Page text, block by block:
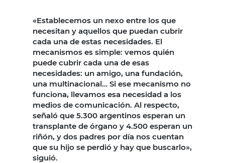
«Establecemos un nexo entre los que
necesitan y aquellos que puedan cubrir
cada una de estas necesidades. El
mecanismos es simple: vemos quién
puede cubrir cada una de esas
necesidades: un amigo, una fundación,
una multinacional… Si ese mecanismo no
funciona, llevamos esa necesidad a los
medios de comunicación. Al respecto,
señaló que 5.300 argentinos esperan un
transplante de órgano y 4.500 esperan un
riñón, y dos padres por día nos cuentan
que su hijo se perdió y hay que buscarlo»,
siguió.